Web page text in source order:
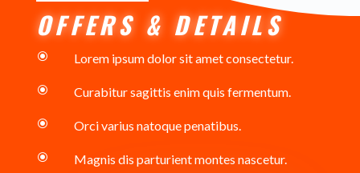
OFFERS & DETAILS
\ Lorem ipsum dolor sit amet consectetur.
\ Curabitur sagittis enim quis fermentum.
\ Orci varius natoque penatibus.
\ Magnis dis parturient montes nascetur.